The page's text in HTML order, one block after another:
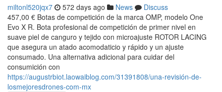
miltonl520jqx7 572 days ago News
Discuss
457,00 € Botas de competición de la marca OMP, modelo One
Evo X R. Bota profesional de competición de primer nivel en
suave piel de canguro y tejido con microajuste ROTOR LACING
que asegura un atado acomodaticio y rápido y un ajuste
consumado. Una alternativa adicional para cuidar del
consumición con
https://augustrbiot.laowaiblog.com/31391808/una-revisión-de-
losmejoresdrones-com-mx